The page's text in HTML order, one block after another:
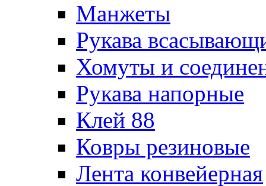
Манжеты
Рукава
Хомуты и
Рукава напорные
Клей 88
Ковры резиновые
Лента конвейерная